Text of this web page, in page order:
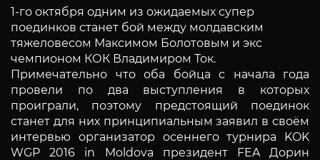
1-го октября одним из ожидаемых супер
поединков станет бой между молдавским
тяжеловесом Максимом Болотовым и экс
чемпионом КОК Владимиром Ток.
Примечательно что оба бойца с начала года
провели по два выступления в которых
проиграли, поэтому предстоящий поединок
станет для них принципиальным заявил в своём
интервью организатор осеннего турнира KOK
WGP 2016 in Moldova президент FEA Дорин